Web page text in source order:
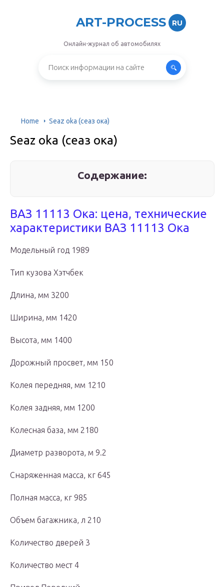
ART-PROCESS RU
Онлайн-журнал об автомобилях
Home Seaz oka (сеаз ока)
Seaz oka (сеаз ока)
Содержание:
ВАЗ 11113 Ока: цена, технические
характеристики ВАЗ 11113 Ока
Модельный год 1989
Тип кузова Хэтчбек
Длина, мм 3200
Ширина, мм 1420
Высота, мм 1400
Дорожный просвет, мм 150
Колея передняя, мм 1210
Колея задняя, мм 1200
Колесная база, мм 2180
Диаметр разворота, м 9.2
Снаряженная масса, кг 645
Полная масса, кг 985
Объем багажника, л 210
Количество дверей 3
Количество мест 4